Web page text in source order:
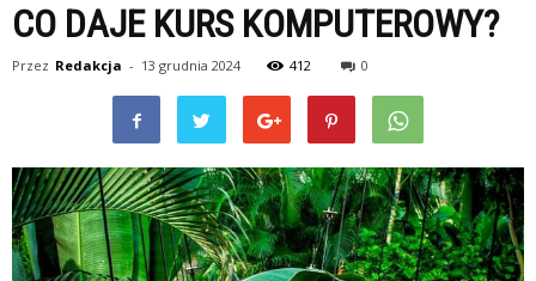
CO DAJE KURS KOMPUTEROWY?
Przez Redakcja - 13 grudnia 2024 412 0